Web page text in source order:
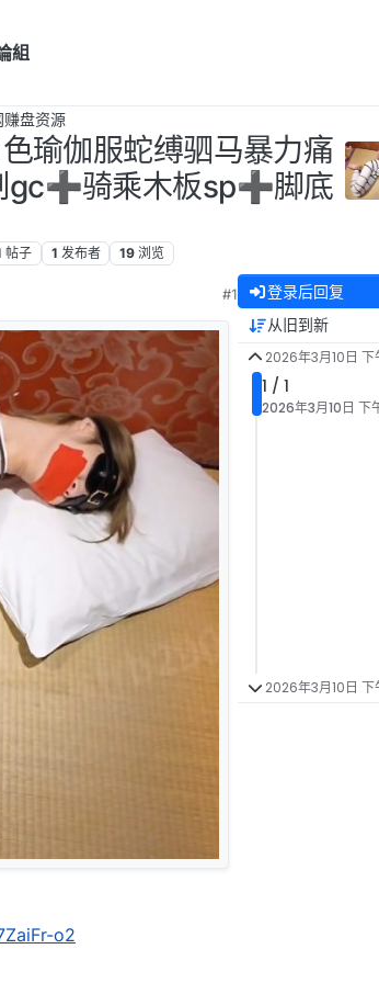
組
赚盘资源
瑜伽服蛇缚驷马暴力痛
gc➕骑乘木板sp➕脚底
帖子 1 发布者 19 浏览
#1
o2
登录后回复
从旧到新
2026年3月10日 下
1 / 1
2026年3月10日 下
2026年3月10日 下